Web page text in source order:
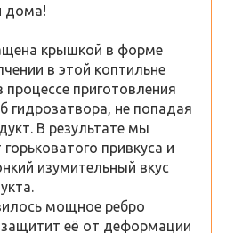
дома!
крышкой в форме
в этой коптильне
приготовления
гидрозатвора, не попадая
В результате мы
привкуса и
изумительный вкус
мощное ребро
её от деформации